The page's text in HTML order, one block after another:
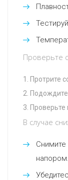
Проверьте
Протрите
Подождите
Проверьте
В случае
Снимите
напором.